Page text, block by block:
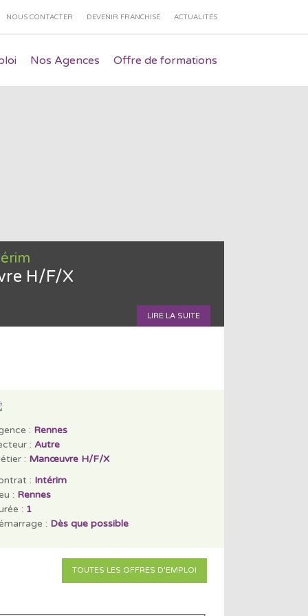
NOUS CONTACTER DEVENIR FRANCHISÉ ACTUALITÉS
Nos Agences Offre de formations
H/F/X
LIRE LA SUITE
: Rennes
: Autre
: Manœuvre H/F/X
: Intérim
: Rennes
: 1
: Dès que possible
TOUTES LES OFFRES D'EMPLOI